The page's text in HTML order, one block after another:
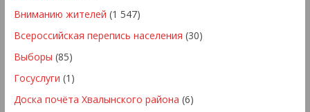
Вниманию жителей (1 547)
Всероссийская перепись населения (30)
Выборы (85)
Госуслуги (1)
Доска почёта Хвалынского района (6)